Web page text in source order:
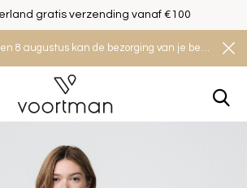
Let op! Tussen 29 juli en 8 augustus kan de bezorging van je bestelling iets langer duren. Houd rekening met een levertijd van 2 tot 4 werkdagen.
gratis verzending vanaf €100